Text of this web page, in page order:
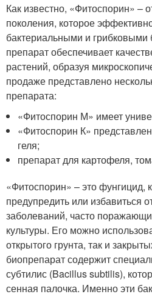
Как известно, «Фитоспорин» –
поколения, которое
бактериальными и грибковыми
препарат обеспечивает
растений, образуя
продаже представлено
препарата:
«Фитоспорин М» имеет
«Фитоспорин К»
геля;
препарат для картофеля,
«Фитоспорин» – это фунгицид,
предупредить или избавиться
заболеваний, часто
культуры. Его можно
открытого грунта, так и
биопрепарат содержит
субтилис (Bacillus subtilis),
сенная палочка. Именно эти